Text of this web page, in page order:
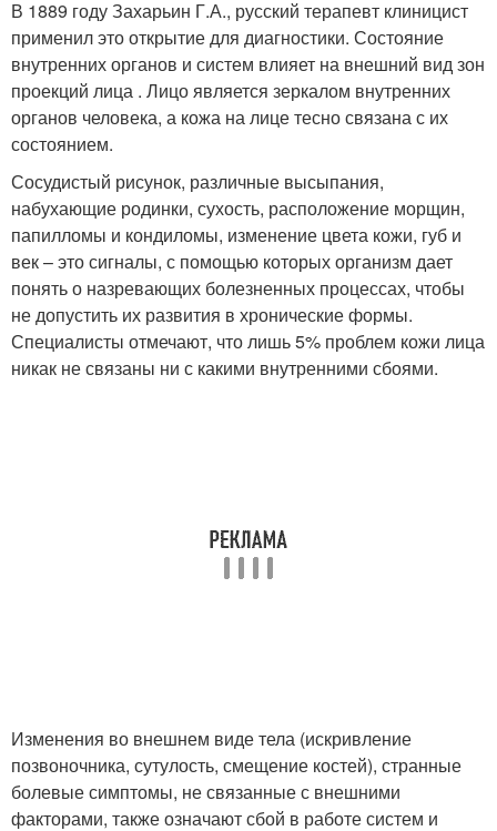
В 1889 году Захарьин Г.А., русский терапевт клиницист
применил это открытие для диагностики. Состояние
внутренних органов и систем влияет на внешний вид зон
проекций лица . Лицо является зеркалом внутренних
органов человека, а кожа на лице тесно связана с их
состоянием.
Сосудистый рисунок, различные высыпания,
набухающие родинки, сухость, расположение морщин,
папилломы и кондиломы, изменение цвета кожи, губ и
век – это сигналы, с помощью которых организм дает
понять о назревающих болезненных процессах, чтобы
не допустить их развития в хронические формы.
Специалисты отмечают, что лишь 5% проблем кожи лица
никак не связаны ни с какими внутренними сбоями.
Изменения во внешнем виде тела (искривление
позвоночника, сутулость, смещение костей), странные
болевые симптомы, не связанные с внешними
факторами, также означают сбой в работе систем и